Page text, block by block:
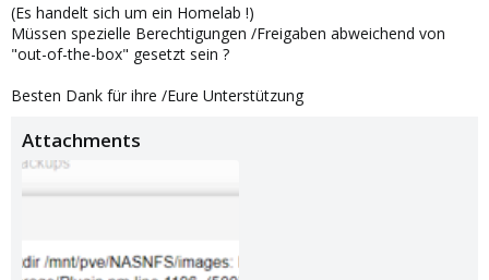
(Es handelt sich um ein Homelab !)
Müssen spezielle Berechtigungen /Freigaben abweichend von
"out-of-the-box" gesetzt sein ?
Besten Dank für ihre /Eure Unterstützung
Attachments